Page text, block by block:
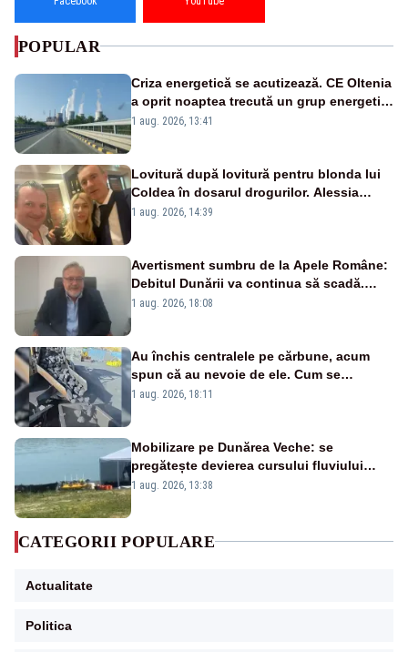
POPULAR
Criza energetică se acutizează. CE Oltenia
a oprit noaptea trecută un grup energetic
de la Rovinari
1 aug. 2026, 13:41
Lovitură după lovitură pentru blonda lui
Coldea în dosarul drogurilor. Alessia
Păcuraru explică decizia magistraților
1 aug. 2026, 14:39
Avertisment sumbru de la Apele Române:
Debitul Dunării va continua să scadă.
Cernavodă s-ar putea închide în 4 zile
1 aug. 2026, 18:08
Au închis centralele pe cărbune, acum
spun că au nevoie de ele. Cum se
pasează vina în plină criză energetică
1 aug. 2026, 18:11
Mobilizare pe Dunărea Veche: se
pregătește devierea cursului fluviului
către Cernavodă – VIDEO
1 aug. 2026, 13:38
CATEGORII POPULARE
Actualitate
Politica